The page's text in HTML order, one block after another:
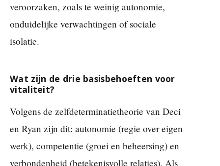
veroorzaken, zoals te weinig autonomie,
onduidelijke verwachtingen of sociale
isolatie.
Wat zijn de drie basisbehoeften voor
vitaliteit?
Volgens de zelfdeterminatietheorie van Deci
en Ryan zijn dit: autonomie (regie over eigen
werk), competentie (groei en beheersing) en
verbondenheid (betekenisvolle relaties). Als